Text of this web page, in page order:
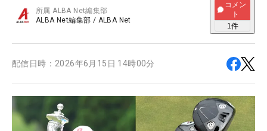
所属ALBA Net編集部
ALBA Net編集部 / ALBA Net
コメン
ト
1件
配信日時： 2026年6月15日 14時00分